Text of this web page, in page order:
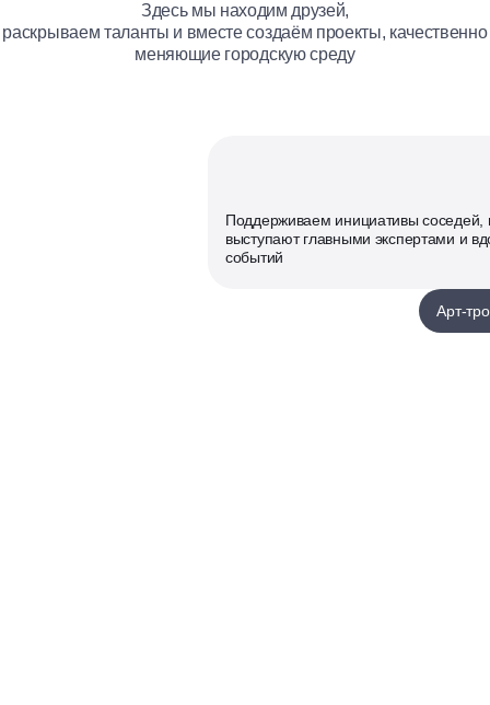
Здесь мы находим друзей,
раскрываем таланты и вместе создаём проекты, качественно
меняющие городскую среду
Поддерживаем инициативы соседей,
выступают главными экспертами и
событий
Арт-